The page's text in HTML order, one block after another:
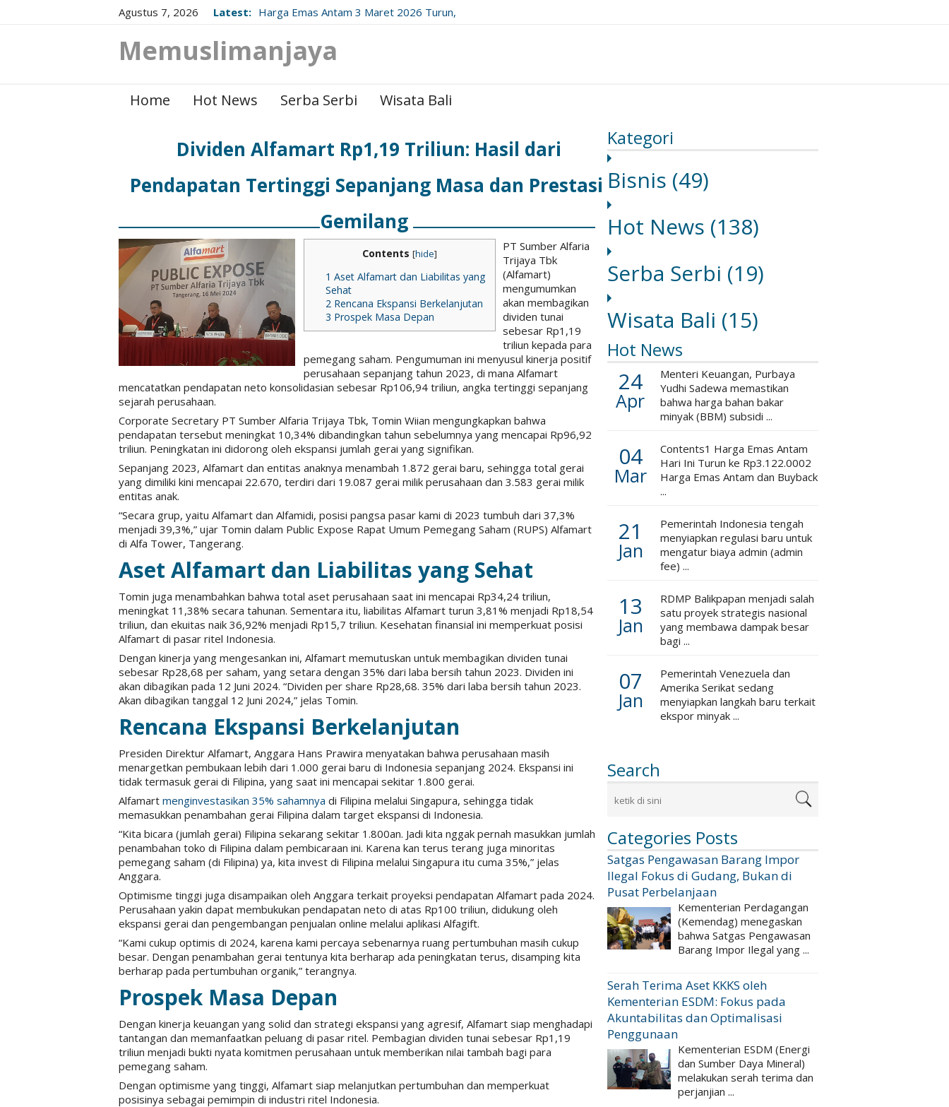
Agustus 7, 2026 Latest: Harga Emas Antam 3 Maret 2026 Turun,
Memuslimanjaya
Home Hot News Serba Serbi Wisata Bali
Kategori
Bisnis (49)
Hot News (138)
Serba Serbi (19)
Wisata Bali (15)
Hot News
24
Apr
Menteri Keuangan, Purbaya
Yudhi Sadewa memastikan
bahwa harga bahan bakar
minyak (BBM) subsidi ...
04
Mar
Contents1 Harga Emas Antam
Hari Ini Turun ke Rp3.122.0002
Harga Emas Antam dan Buyback
...
21
Jan
Pemerintah Indonesia tengah
menyiapkan regulasi baru untuk
mengatur biaya admin (admin
fee) ...
13
Jan
RDMP Balikpapan menjadi salah
satu proyek strategis nasional
yang membawa dampak besar
bagi ...
07
Jan
Pemerintah Venezuela dan
Amerika Serikat sedang
menyiapkan langkah baru terkait
ekspor minyak ...
Search
Categories Posts
Satgas Pengawasan Barang Impor
Ilegal Fokus di Gudang, Bukan di
Pusat Perbelanjaan
Kementerian Perdagangan
(Kemendag) menegaskan
bahwa Satgas Pengawasan
Barang Impor Ilegal yang ...
Serah Terima Aset KKKS oleh
Kementerian ESDM: Fokus pada
Akuntabilitas dan Optimalisasi
Penggunaan
Kementerian ESDM (Energi
dan Sumber Daya Mineral)
melakukan serah terima dan
perjanjian ...
Dividen Alfamart Rp1,19 Triliun: Hasil dari
Pendapatan Tertinggi Sepanjang Masa dan Prestasi
Gemilang
Contents [hide]
1 Aset Alfamart dan Liabilitas yang
Sehat
2 Rencana Ekspansi Berkelanjutan
3 Prospek Masa Depan
PT Sumber Alfaria
Trijaya Tbk
(Alfamart)
mengumumkan
akan membagikan
dividen tunai
sebesar Rp1,19
triliun kepada para
pemegang saham. Pengumuman ini menyusul kinerja positif
perusahaan sepanjang tahun 2023, di mana Alfamart
mencatatkan pendapatan neto konsolidasian sebesar Rp106,94 triliun, angka tertinggi sepanjang
sejarah perusahaan.
Corporate Secretary PT Sumber Alfaria Trijaya Tbk, Tomin Wiian mengungkapkan bahwa
pendapatan tersebut meningkat 10,34% dibandingkan tahun sebelumnya yang mencapai Rp96,92
triliun. Peningkatan ini didorong oleh ekspansi jumlah gerai yang signifikan.
Sepanjang 2023, Alfamart dan entitas anaknya menambah 1.872 gerai baru, sehingga total gerai
yang dimiliki kini mencapai 22.670, terdiri dari 19.087 gerai milik perusahaan dan 3.583 gerai milik
entitas anak.
“Secara grup, yaitu Alfamart dan Alfamidi, posisi pangsa pasar kami di 2023 tumbuh dari 37,3%
menjadi 39,3%,” ujar Tomin dalam Public Expose Rapat Umum Pemegang Saham (RUPS) Alfamart
di Alfa Tower, Tangerang.
Aset Alfamart dan Liabilitas yang Sehat
Tomin juga menambahkan bahwa total aset perusahaan saat ini mencapai Rp34,24 triliun,
meningkat 11,38% secara tahunan. Sementara itu, liabilitas Alfamart turun 3,81% menjadi Rp18,54
triliun, dan ekuitas naik 36,92% menjadi Rp15,7 triliun. Kesehatan finansial ini memperkuat posisi
Alfamart di pasar ritel Indonesia.
Dengan kinerja yang mengesankan ini, Alfamart memutuskan untuk membagikan dividen tunai
sebesar Rp28,68 per saham, yang setara dengan 35% dari laba bersih tahun 2023. Dividen ini
akan dibagikan pada 12 Juni 2024. “Dividen per share Rp28,68. 35% dari laba bersih tahun 2023.
Akan dibagikan tanggal 12 Juni 2024,” jelas Tomin.
Rencana Ekspansi Berkelanjutan
Presiden Direktur Alfamart, Anggara Hans Prawira menyatakan bahwa perusahaan masih
menargetkan pembukaan lebih dari 1.000 gerai baru di Indonesia sepanjang 2024. Ekspansi ini
tidak termasuk gerai di Filipina, yang saat ini mencapai sekitar 1.800 gerai.
Alfamart menginvestasikan 35% sahamnya di Filipina melalui Singapura, sehingga tidak
memasukkan penambahan gerai Filipina dalam target ekspansi di Indonesia.
“Kita bicara (jumlah gerai) Filipina sekarang sekitar 1.800an. Jadi kita nggak pernah masukkan jumlah
penambahan toko di Filipina dalam pembicaraan ini. Karena kan terus terang juga minoritas
pemegang saham (di Filipina) ya, kita invest di Filipina melalui Singapura itu cuma 35%,” jelas
Anggara.
Optimisme tinggi juga disampaikan oleh Anggara terkait proyeksi pendapatan Alfamart pada 2024.
Perusahaan yakin dapat membukukan pendapatan neto di atas Rp100 triliun, didukung oleh
ekspansi gerai dan pengembangan penjualan online melalui aplikasi Alfagift.
“Kami cukup optimis di 2024, karena kami percaya sebenarnya ruang pertumbuhan masih cukup
besar. Dengan penambahan gerai tentunya kita berharap ada peningkatan terus, disamping kita
berharap pada pertumbuhan organik,” terangnya.
Prospek Masa Depan
Dengan kinerja keuangan yang solid dan strategi ekspansi yang agresif, Alfamart siap menghadapi
tantangan dan memanfaatkan peluang di pasar ritel. Pembagian dividen tunai sebesar Rp1,19
triliun menjadi bukti nyata komitmen perusahaan untuk memberikan nilai tambah bagi para
pemegang saham.
Dengan optimisme yang tinggi, Alfamart siap melanjutkan pertumbuhan dan memperkuat
posisinya sebagai pemimpin di industri ritel Indonesia.